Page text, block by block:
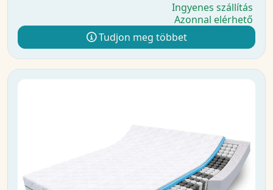
Ingyenes szállítás
Azonnal elérhető
Tudjon meg többet